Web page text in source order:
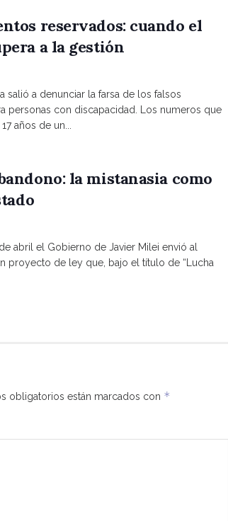
reservados: cuando el
a la gestión
salió a denunciar la farsa de los falsos
personas con discapacidad. Los numeros que
años de un...
la mistanasia como
abril el Gobierno de Javier Milei envió al
proyecto de ley que, bajo el título de “Lucha
obligatorios están marcados con *